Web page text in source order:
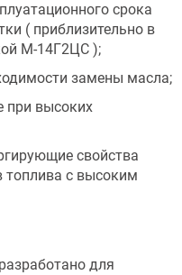
срока
( приблизительно в
М-14Г2ЦС );
замены масла;
при высоких
свойства
топлива с высоким
для